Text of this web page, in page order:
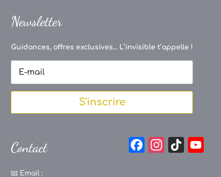
Newsletter
Guidances, offres exclusives... L’invisible t’appelle !
S'inscrire
Contact
📧 Email :
F
In Ti